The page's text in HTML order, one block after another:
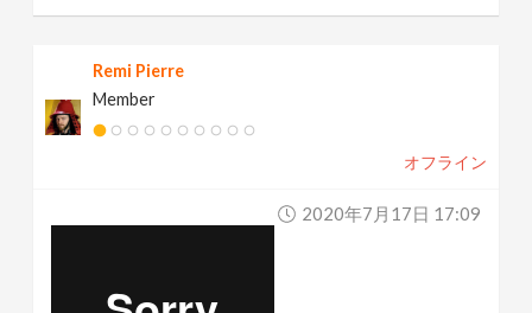
Remi Pierre
Member
オフライン
2020年7月17日 17:09